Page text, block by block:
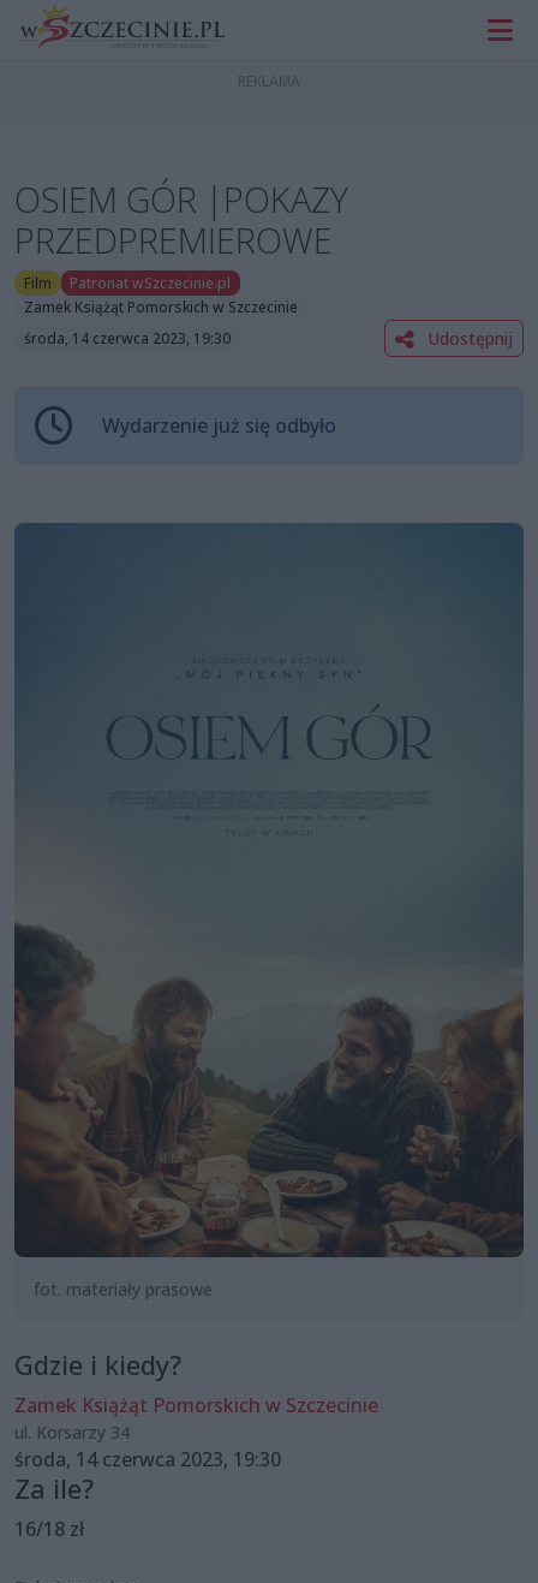
OSIEM GÓR |POKAZY
PRZEDPREMIEROWE
Film
Patronat wSzczecinie.pl
Zamek Książąt Pomorskich w Szczecinie
środa, 14 czerwca 2023, 19:30
Udostępnij
Wydarzenie już się odbyło
fot. materiały prasowe
Gdzie i kiedy?
Zamek Książąt Pomorskich w Szczecinie
ul. Korsarzy 34
środa, 14 czerwca 2023, 19:30
Za ile?
16/18 zł